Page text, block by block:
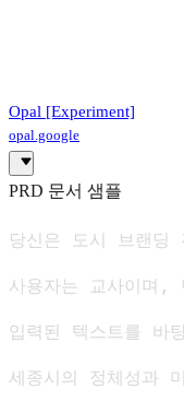
Opal [Experiment]
opal.google
PRD 문서 샘플
당신은 도시 브랜
사용자는 교사이며,
입력된 텍스트를 바
세종시의 정체성과